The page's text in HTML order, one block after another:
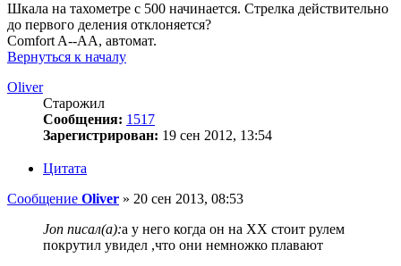
Шкала на тахометре с 500 начинается. Стрелка действительно
до первого деления отклоняется?
Comfort A--AA, автомат.
Вернуться к началу
Oliver
Старожил
Сообщения: 1517
Зарегистрирован: 19 сен 2012, 13:54
Цитата
Сообщение Oliver » 20 сен 2013, 08:53
Jon писал(а):а у него когда он на ХХ стоит рулем
покрутил увидел ,что они немножко плавают